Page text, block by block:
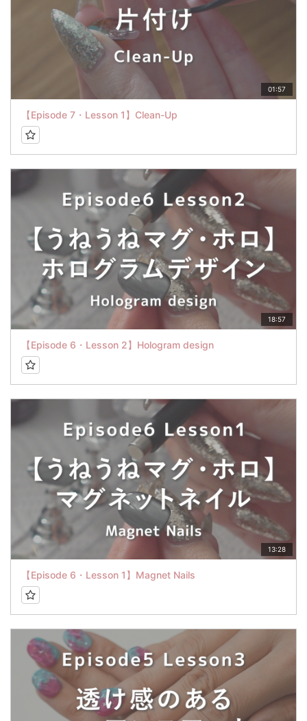
01:57
【Episode 7・Lesson 1】Clean-Up
18:57
【Episode 6・Lesson 2】Hologram design
13:28
【Episode 6・Lesson 1】Magnet Nails